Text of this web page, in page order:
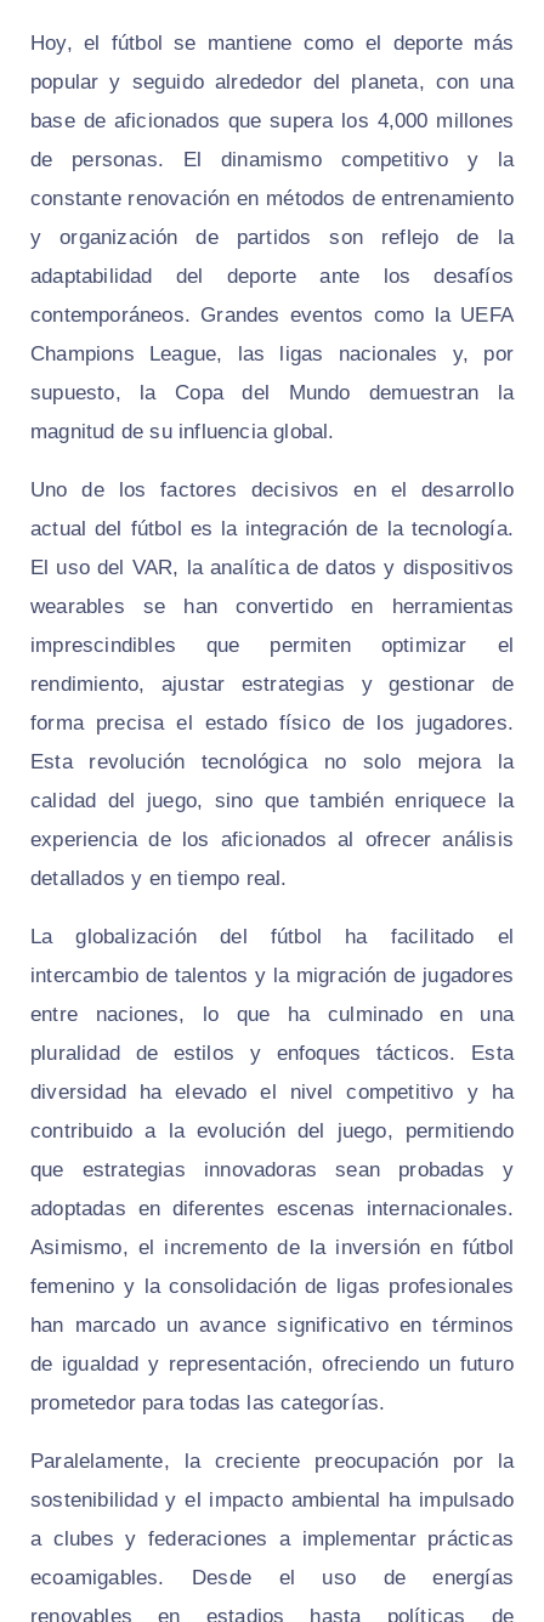
Hoy, el fútbol se mantiene como el deporte más
popular y seguido alrededor del planeta, con una
base de aficionados que supera los 4,000 millones
de personas. El dinamismo competitivo y la
constante renovación en métodos de entrenamiento
y organización de partidos son reflejo de la
adaptabilidad del deporte ante los desafíos
contemporáneos. Grandes eventos como la UEFA
Champions League, las ligas nacionales y, por
supuesto, la Copa del Mundo demuestran la
magnitud de su influencia global.
Uno de los factores decisivos en el desarrollo
actual del fútbol es la integración de la tecnología.
El uso del VAR, la analítica de datos y dispositivos
wearables se han convertido en herramientas
imprescindibles que permiten optimizar el
rendimiento, ajustar estrategias y gestionar de
forma precisa el estado físico de los jugadores.
Esta revolución tecnológica no solo mejora la
calidad del juego, sino que también enriquece la
experiencia de los aficionados al ofrecer análisis
detallados y en tiempo real.
La globalización del fútbol ha facilitado el
intercambio de talentos y la migración de jugadores
entre naciones, lo que ha culminado en una
pluralidad de estilos y enfoques tácticos. Esta
diversidad ha elevado el nivel competitivo y ha
contribuido a la evolución del juego, permitiendo
que estrategias innovadoras sean probadas y
adoptadas en diferentes escenas internacionales.
Asimismo, el incremento de la inversión en fútbol
femenino y la consolidación de ligas profesionales
han marcado un avance significativo en términos
de igualdad y representación, ofreciendo un futuro
prometedor para todas las categorías.
Paralelamente, la creciente preocupación por la
sostenibilidad y el impacto ambiental ha impulsado
a clubes y federaciones a implementar prácticas
ecoamigables. Desde el uso de energías
renovables en estadios hasta políticas de